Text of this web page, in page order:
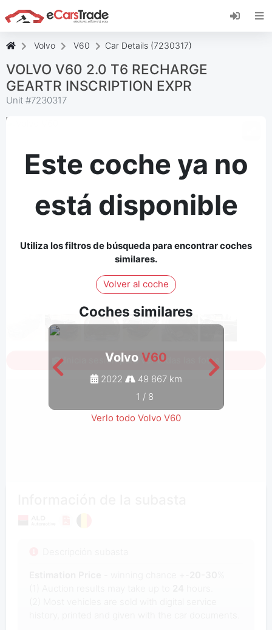
Instala la aplicación web de eCarsTrade,
añádela a tu pantalla de inicio y recibe
Volvo V60 Car Details (7230317)
VOLVO V60 2.0 T6 RECHARGE
GEARTR INSCRIPTION EXPR
Unit #7230317
Este coche ya no
está disponible
Utiliza los filtros de búsqueda para encontrar coches
similares.
Volver al coche
Coches similares
Volvo V60
2022
49 867 km
1 / 8
Verlo todo Volvo V60
Inicia sesión para ver todas las fotos